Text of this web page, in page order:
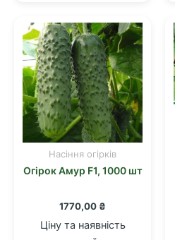
Насіння огірків
Огірок Амур F1, 1000 шт
1770,00 ₴
Ціну та наявність